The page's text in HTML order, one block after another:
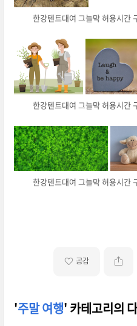
한강텐트대여 그늘막 허용시
한강텐트대여 그늘막 허용시
한강텐트대여 그늘막 허용시
공감
'주말 여행' 카테고리의